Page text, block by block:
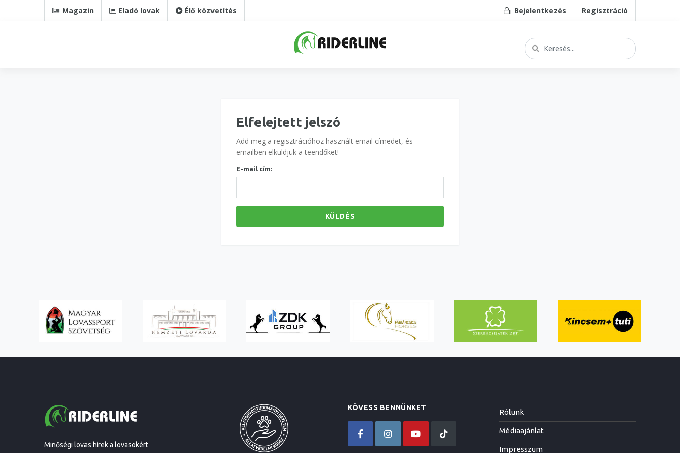
Magazin Eladó lovak Élő közvetítés Bejelentkezés Regisztráció
Elfelejtett jelszó
Add meg a regisztrációhoz használt email címedet, és
emailben elküldjük a teendőket!
E-mail cím:
KÜLDÉS
Minőségi lovas hírek a lovasokért
KÖVESS BENNÜNKET Rólunk
Médiaajánlat
Impresszum